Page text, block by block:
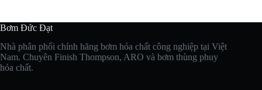
Bơm Đức Đạt
Nhà phân phối chính hãng bơm hóa chất công nghiệp tại Việt
Nam. Chuyên Finish Thompson, ARO và bơm thùng phuy
hóa chất.